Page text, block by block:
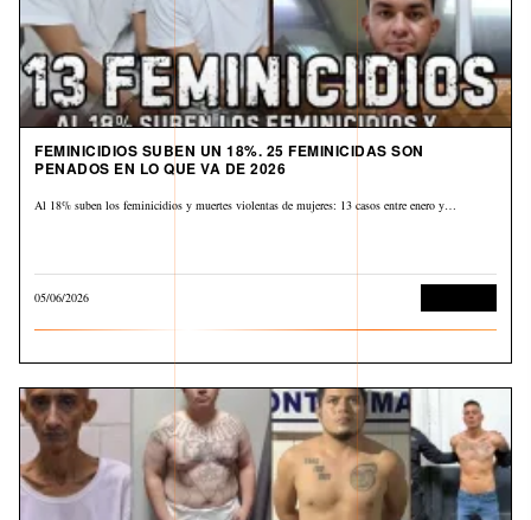
FEMINICIDIOS SUBEN UN 18%. 25 FEMINICIDAS SON
PENADOS EN LO QUE VA DE 2026
Al 18% suben los feminicidios y muertes violentas de mujeres: 13 casos entre enero y…
05/06/2026